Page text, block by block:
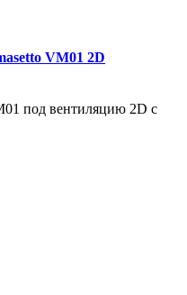
VM01 2D
под вентиляцию 2D с